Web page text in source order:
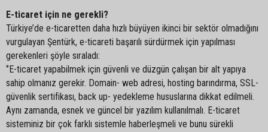
E-ticaret için ne gerekli?
Türkiye’de e-ticaretten daha hızlı büyüyen ikinci bir sektör olmadığını
vurgulayan Şentürk, e-ticareti başarılı sürdürmek için yapılması
gerekenleri şöyle sıraladı:
‘’E-ticaret yapabilmek için güvenli ve düzgün çalışan bir alt yapıya
sahip olmanız gerekir. Domain- web adresi, hosting barındırma, SSL-
güvenlik sertifikası, back up- yedekleme hususlarına dikkat edilmeli.
Aynı zamanda, esnek ve güncel bir yazılım kullanılmalı. E-ticaret
sisteminiz bir çok farklı sistemle haberleşmeli ve bunu sürekli